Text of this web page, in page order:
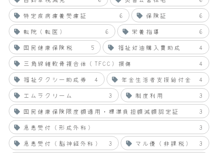
特定疾病療養受療証
6 保険証
6
転院（転医）
6 栄養指導
6
国民健康保険税
5 福祉灯油購入費助成
4
三角線維軟骨複合体（TFCC）損傷
4
福祉タクシー助成券
4 年金生活者支援給付金
4
エムラクリーム
3 制度利用
3
国民健康保険限度額適用・標準負担額減額認定証
3
急患受付（形成外科）
3
急患受付（脳神経外科）
3 マル優（非課税） 3